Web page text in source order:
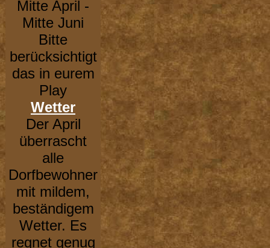
Mitte April -
Mitte Juni
Bitte
berücksichtigt
das in eurem
Play
Wetter
Der April
überrascht
alle
Dorfbewohner
mit mildem,
beständigem
Wetter. Es
regnet genug